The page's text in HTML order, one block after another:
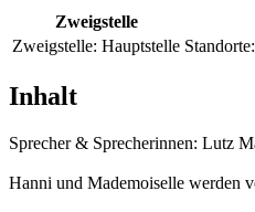
Zweigstelle
Zweigstelle: Hauptstelle Standorte:
Inhalt
Sprecher & Sprecherinnen: Lutz
Hanni und Mademoiselle werden